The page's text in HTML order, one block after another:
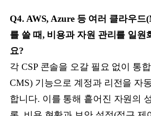
Q4. AWS, Azure 등 여러 클라우
를 쓸 때, 비용과 자원 관리를 일원
요?
각 CSP 콘솔을 오갈 필요 없이 통
CMS) 기능으로 계정과 리전을 자
합니다. 이를 통해 흩어진 자원의